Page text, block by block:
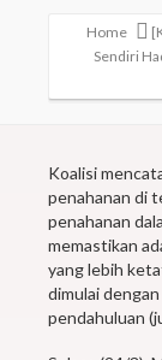
Home
Sendiri
Koalisi
penahanan di
penahanan
memastikan
yang lebih
dimulai
pendahuluan